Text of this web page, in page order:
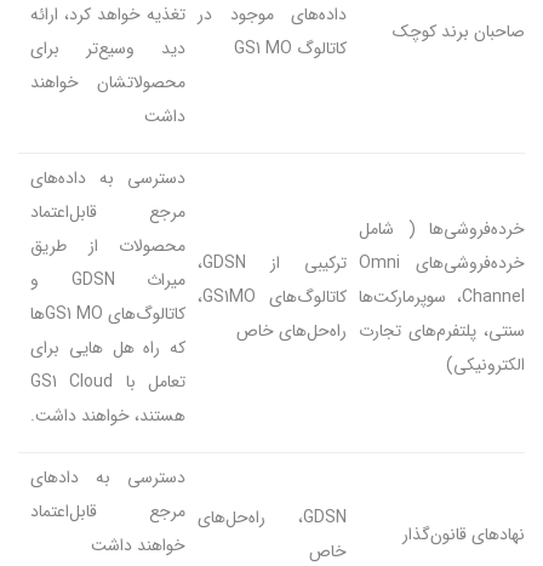
صاحبان برند کوچک
داده‌های موجود در
کاتالوگ GS1 MO
تغذیه خواهد کرد، ارائه
دید وسیع‌تر برای
محصولاتشان خواهند
داشت
خرده‌فروشی‌ها ( شامل
خرده‌فروشی‌های Omni
Channel، سوپرمارکت‌ها
سنتی، پلتفرم‌های تجارت
الکترونیکی)
ترکیبی از GDSN،
کاتالوگ‌های GS1MO،
راه‌حل‌های خاص
دسترسی به داده‌های
مرجع قابل‌اعتماد
محصولات از طریق
میراث GDSN و
کاتالوگ‌های GS1 MOها
که راه هل هایی برای
تعامل با GS1 Cloud
هستند، خواهند داشت.
نهادهای قانون‌گذار
GDSN، راه‌حل‌های
خاص
دسترسی به دادهای
مرجع قابل‌اعتماد
خواهند داشت